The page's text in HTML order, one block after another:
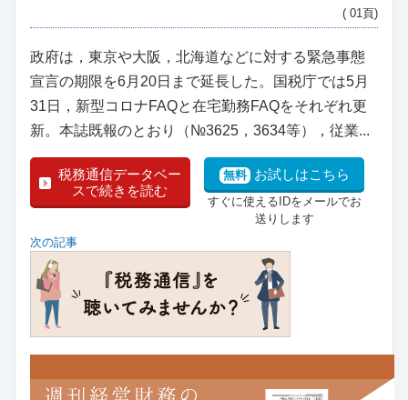
( 01頁)
政府は，東京や大阪，北海道などに対する緊急事態
宣言の期限を6月20日まで延長した。国税庁では5月
31日，新型コロナFAQと在宅勤務FAQをそれぞれ更
新。本誌既報のとおり（№3625，3634等），従業...
税務通信データベー
スで続きを読む
無料 お試しはこちら
すぐに使えるIDをメールでお
送りします
次の記事